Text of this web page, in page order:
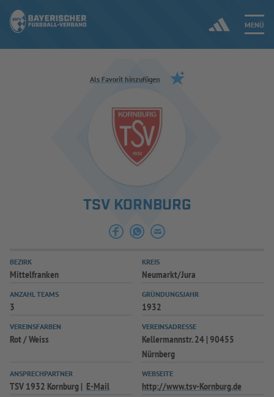
MENÜ
Jetzt einloggen
ERGEBNISSE & WETTBEWERBE
AUSBILDUNG & FÖRDERUNG
SPIELPLUS
Als Favorit hinzufügen
TSV KORNBURG
BEZIRK
Mittelfranken
KREIS
Neumarkt/Jura
ANZAHL TEAMS
3
GRÜNDUNGSJAHR
1932
VEREINSFARBEN
Rot / Weiss
VEREINSADRESSE
Kellermannstr. 24 | 90455
Nürnberg
ANSPRECHPARTNER
TSV 1932 Kornburg E-Mail
WEBSEITE
http://www.tsv-Kornburg.de